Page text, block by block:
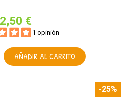
2,50 €
1 opinión
AÑADIR AL CARRITO
-25%